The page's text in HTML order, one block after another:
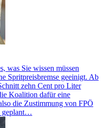
was Sie wissen müssen
Spritpreisbremse geeinigt. Ab
zehn Cent pro Liter
Koalition dafür eine
die Zustimmung von FPÖ
geplant…